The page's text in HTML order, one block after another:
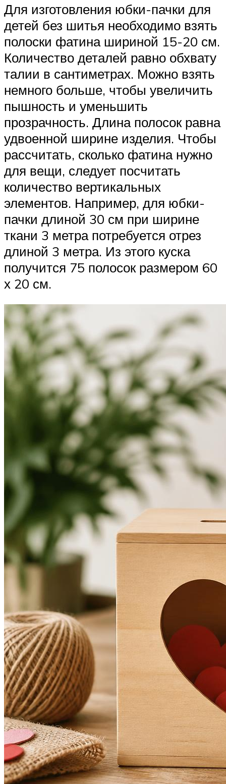
Для изготовления юбки-пачки для
детей без шитья необходимо взять
полоски фатина шириной 15-20 см.
Количество деталей равно обхвату
талии в сантиметрах. Можно взять
немного больше, чтобы увеличить
пышность и уменьшить
прозрачность. Длина полосок равна
удвоенной ширине изделия. Чтобы
рассчитать, сколько фатина нужно
для вещи, следует посчитать
количество вертикальных
элементов. Например, для юбки-
пачки длиной 30 см при ширине
ткани 3 метра потребуется отрез
длиной 3 метра. Из этого куска
получится 75 полосок размером 60
х 20 см.